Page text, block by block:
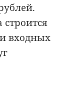
строится
входных